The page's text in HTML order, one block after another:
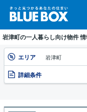
岩津町の一人暮らし向け物件
エリア 岩津町
詳細条件